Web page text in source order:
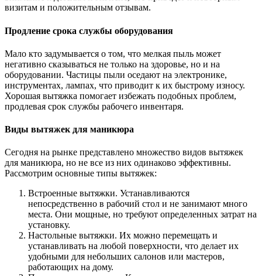
визитам и положительным отзывам.
Продление срока службы оборудования
Мало кто задумывается о том, что мелкая пыль может
негативно сказываться не только на здоровье, но и на
оборудовании. Частицы пыли оседают на электронике,
инструментах, лампах, что приводит к их быстрому износу.
Хорошая вытяжка помогает избежать подобных проблем,
продлевая срок службы рабочего инвентаря.
Виды вытяжек для маникюра
Сегодня на рынке представлено множество видов вытяжек
для маникюра, но не все из них одинаково эффективны.
Рассмотрим основные типы вытяжек:
Встроенные вытяжки. Устанавливаются
непосредственно в рабочий стол и не занимают много
места. Они мощные, но требуют определенных затрат на
установку.
Настольные вытяжки. Их можно перемещать и
устанавливать на любой поверхности, что делает их
удобными для небольших салонов или мастеров,
работающих на дому.